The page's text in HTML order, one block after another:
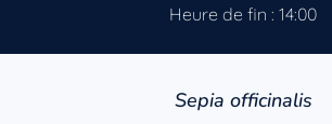
Heure de fin : 14:00
Sepia officinalis